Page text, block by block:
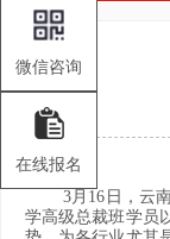
3月 16 日，云
学高级总裁班学员
微信咨询
在线报名